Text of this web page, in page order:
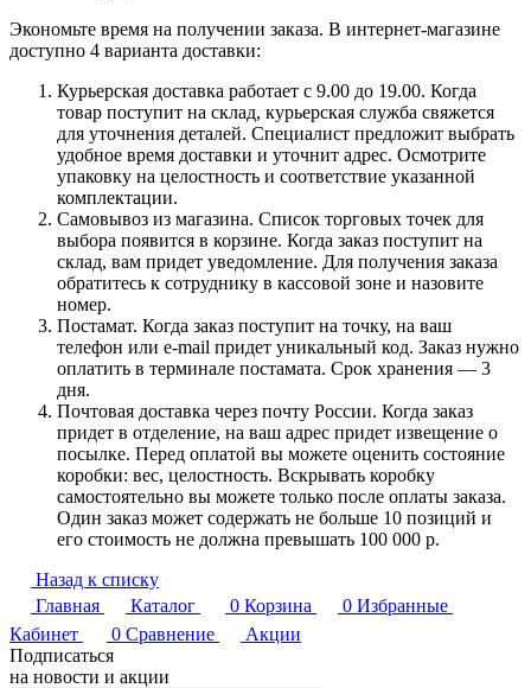
Экономьте время на получении заказа. В интернет-магазине
доступно 4 варианта доставки:
Курьерская доставка работает с 9.00 до 19.00. Когда
товар поступит на склад, курьерская служба свяжется
для уточнения деталей. Специалист предложит выбрать
удобное время доставки и уточнит адрес. Осмотрите
упаковку на целостность и соответствие указанной
комплектации.
Самовывоз из магазина. Список торговых точек для
выбора появится в корзине. Когда заказ поступит на
склад, вам придет уведомление. Для получения заказа
обратитесь к сотруднику в кассовой зоне и назовите
номер.
Постамат. Когда заказ поступит на точку, на ваш
телефон или e-mail придет уникальный код. Заказ нужно
оплатить в терминале постамата. Срок хранения — 3
дня.
Почтовая доставка через почту России. Когда заказ
придет в отделение, на ваш адрес придет извещение о
посылке. Перед оплатой вы можете оценить состояние
коробки: вес, целостность. Вскрывать коробку
самостоятельно вы можете только после оплаты заказа.
Один заказ может содержать не больше 10 позиций и
его стоимость не должна превышать 100 000 р.
Назад к списку
Главная
Каталог 0 Корзина 0 Избранные
Кабинет
0 Сравнение
Акции
Подписаться
на новости и акции